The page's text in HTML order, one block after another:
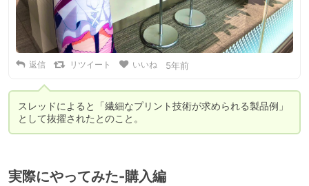
返信 リツイート いいね 5年前
スレッドによると「繊細なプリント技術が求められる製品例」
として抜擢されたとのこと。
実際にやってみた-購入編